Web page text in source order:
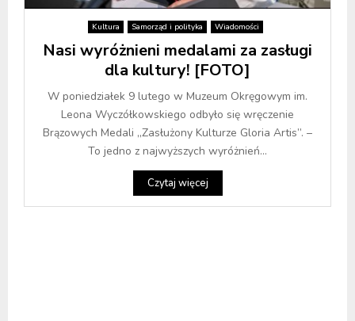
Kultura Samorząd i polityka Wiadomości
Nasi wyróżnieni medalami za zasługi
dla kultury! [FOTO]
W poniedziałek 9 lutego w Muzeum Okręgowym im.
Leona Wyczółkowskiego odbyło się wręczenie
Brązowych Medali „Zasłużony Kulturze Gloria Artis”. –
To jedno z najwyższych wyróżnień...
Czytaj więcej